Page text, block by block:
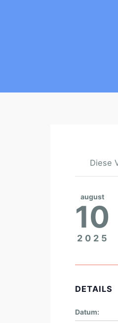
Diese
august
10
2025
DETAILS
Datum: